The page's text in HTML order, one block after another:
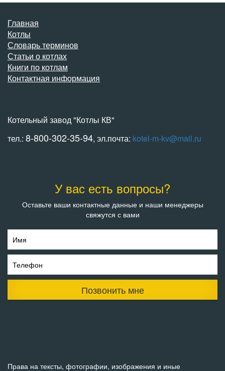
Главная
Котлы
Словарь терминов
Статьи о котлах
Книги по котлам
Контактная информация
Котельный завод "Котлы КВ"
тел.: 8-800-302-35-94, эл.почта: kotel-m-kv@mail.ru
У вас есть вопросы?
Оставьте ваши контактные данные и наши менеджеры
свяжутся с вами
Имя
Телефон
Позвонить мне
Права на тексты, фотографии, изображения и иные